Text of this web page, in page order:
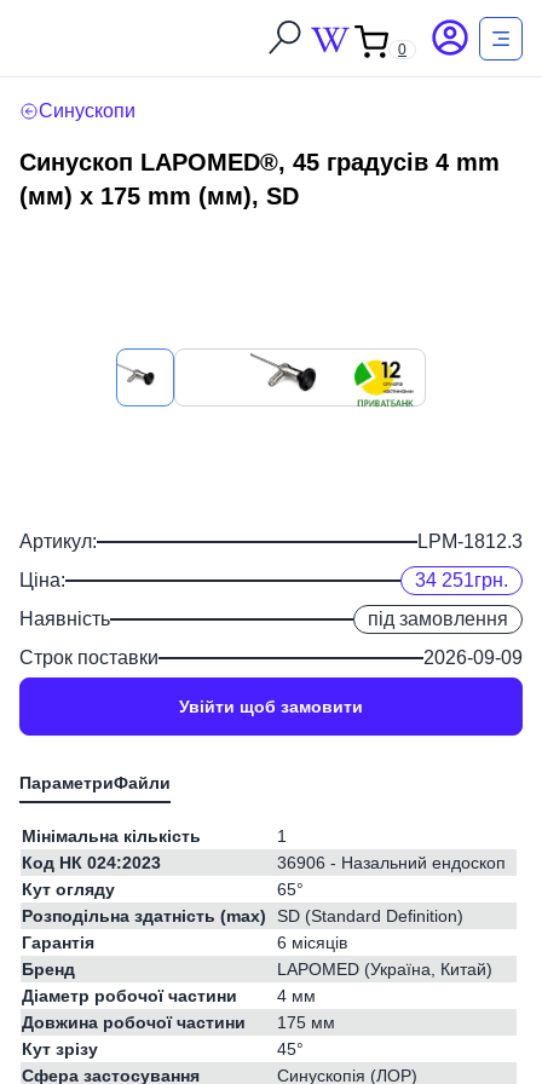
0
Синускопи
Синускоп LAPOMED®, 45 градусів 4 mm
(мм) x 175 mm (мм), SD
Артикул:
LPM-1812.3
Ціна:
34 251грн.
Наявність
під замовлення
Строк поставки
2026-09-09
Увійти щоб замовити
Мінімальна кількість
1
Код НК 024:2023
36906 - Назальний ендоскоп
Кут огляду
65°
Розподільна здатність (max)
SD (Standard Definition)
Гарантія
6 місяців
Бренд
LAPOMED (Україна, Китай)
Діаметр робочої частини
4 мм
Довжина робочої частини
175 мм
Кут зрізу
45°
Сфера застосування
Синускопія (ЛОР)